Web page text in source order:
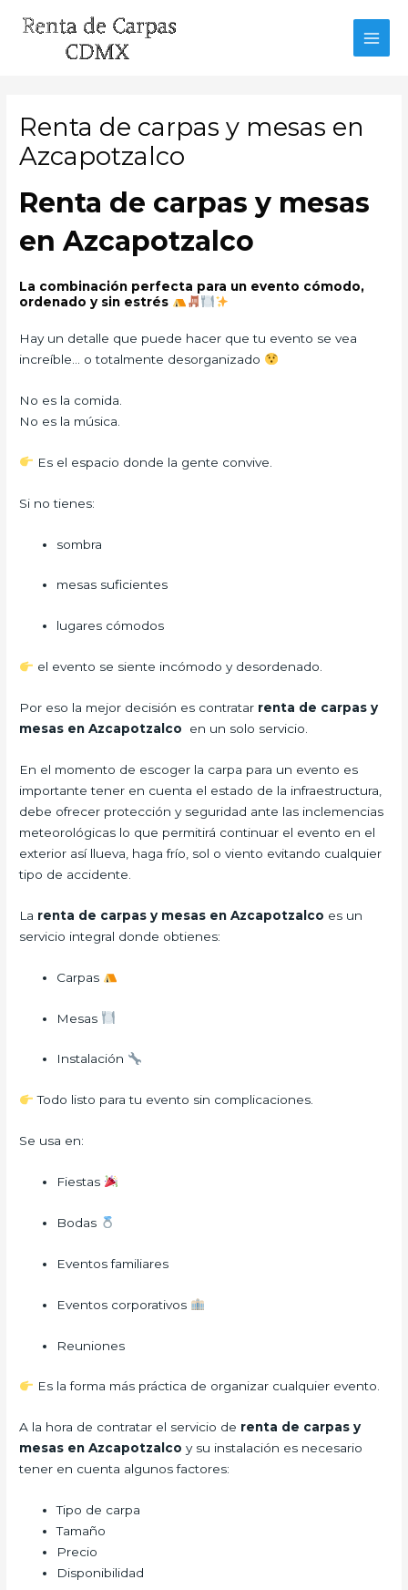
Renta de carpas y mesas en
Azcapotzalco
Renta de carpas y mesas
en Azcapotzalco
La combinación perfecta para un evento cómodo,
ordenado y sin estrés
Hay un detalle que puede hacer que tu evento se vea
increíble… o totalmente desorganizado
No es la comida.
No es la música.
Es el espacio donde la gente convive.
Si no tienes:
sombra
mesas suficientes
lugares cómodos
el evento se siente incómodo y desordenado.
Por eso la mejor decisión es contratar renta de carpas y
mesas en Azcapotzalco en un solo servicio.
En el momento de escoger la carpa para un evento es
importante tener en cuenta el estado de la infraestructura,
debe ofrecer protección y seguridad ante las inclemencias
meteorológicas lo que permitirá continuar el evento en el
exterior así llueva, haga frío, sol o viento evitando cualquier
tipo de accidente.
La renta de carpas y mesas en Azcapotzalco es un
servicio integral donde obtienes:
Carpas
Mesas
Instalación
Todo listo para tu evento sin complicaciones.
Se usa en:
Fiestas
Bodas
Eventos familiares
Eventos corporativos
Reuniones
Es la forma más práctica de organizar cualquier evento.
A la hora de contratar el servicio de renta de carpas y
mesas en Azcapotzalco y su instalación es necesario
tener en cuenta algunos factores:
Tipo de carpa
Tamaño
Precio
Disponibilidad